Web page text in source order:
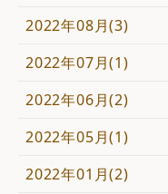
2022年08月(3)
2022年07月(1)
2022年06月(2)
2022年05月(1)
2022年01月(2)